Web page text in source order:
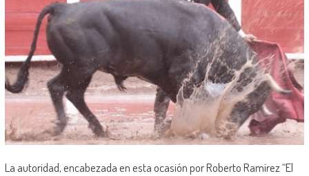
La autoridad, encabezada en esta ocasión por Roberto Ramírez “El